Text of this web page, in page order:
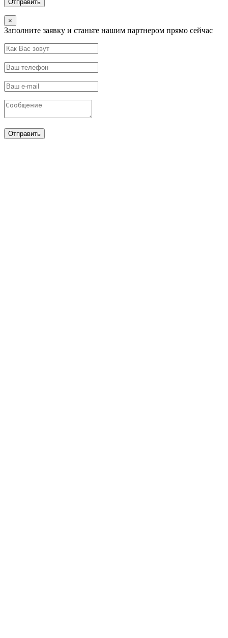
×
Заполните заявку и станьте нашим партнером прямо сейчас